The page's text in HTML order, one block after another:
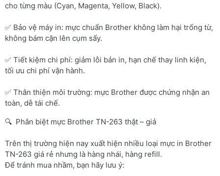
cho từng màu (Cyan, Magenta, Yellow, Black).
✅ Bảo vệ máy in: mực chuẩn Brother không làm hại trống từ,
không bám cặn lên cụm sấy.
✅ Tiết kiệm chi phí: giảm lỗi bản in, hạn chế thay linh kiện,
tối ưu chi phí vận hành.
✅ Thân thiện môi trường: mực Brother được chứng nhận an
toàn, dễ tái chế.
🔍 Phân biệt mực Brother TN-263 thật – giả
Trên thị trường hiện nay xuất hiện nhiều loại mực in Brother
TN-263 giá rẻ nhưng là hàng nhái, hàng refill.
Để tránh mua nhầm, bạn hãy lưu ý: